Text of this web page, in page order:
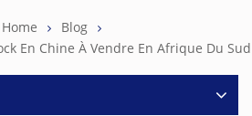
Home
Blog
En Chine À Vendre En Afrique Du Sud